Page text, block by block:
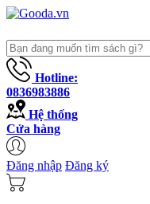
Hotline:
0836983886
Hệ thống
Cửa hàng
Đăng nhập Đăng ký